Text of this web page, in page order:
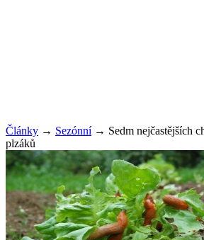
Články → Sezónní→ Sedm nejčastějších
plzáků